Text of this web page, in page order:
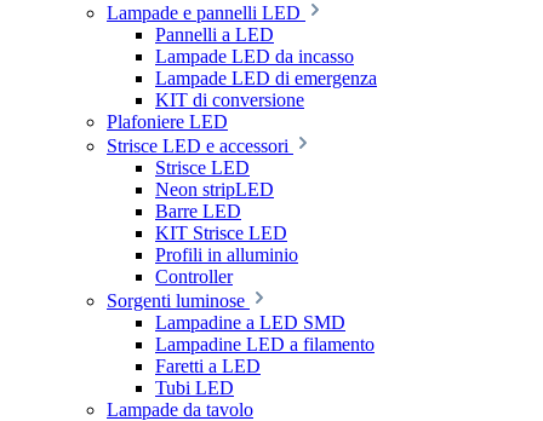
Lampade e pannelli LED
Pannelli a LED
Lampade LED da incasso
Lampade LED di emergenza
KIT di conversione
Plafoniere LED
Strisce LED e accessori
Strisce LED
Neon stripLED
Barre LED
KIT Strisce LED
Profili in alluminio
Controller
Sorgenti luminose
Lampadine a LED SMD
Lampadine LED a filamento
Faretti a LED
Tubi LED
Lampade da tavolo